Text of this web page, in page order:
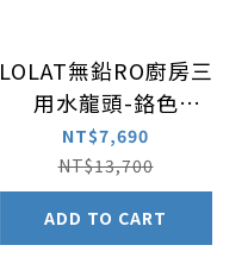
LOLAT無鉛RO廚房三
用水龍頭-鉻色
KRP2258LF
NT$7,690
NT$13,700
ADD TO CART